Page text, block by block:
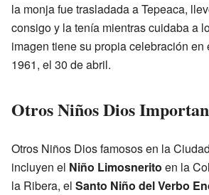
la monja fue trasladada a Tepeaca,
consigo y la tenía mientras cuidaba a
imagen tiene su propia celebración
1961, el 30 de abril.
Otros Niños Dios
Otros Niños Dios famosos en la
incluyen el Niño Limosnerito en la
la Ribera, el Santo Niño del Verbo